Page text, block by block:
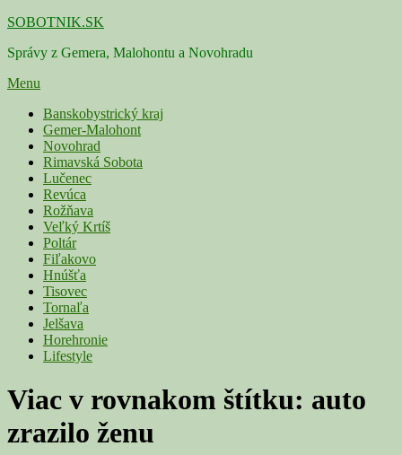
Skip
content
SOBOTNIK.SK
Správy z Gemera, Malohontu a Novohradu
Menu
Primárne
menu
Banskobystrický kraj
Gemer-Malohont
Novohrad
Rimavská Sobota
Lučenec
Revúca
Rožňava
Veľký Krtíš
Poltár
Fiľakovo
Hnúšťa
Tisovec
Tornaľa
Jelšava
Horehronie
Lifestyle
Viac v rovnakom štítku: auto
zrazilo ženu